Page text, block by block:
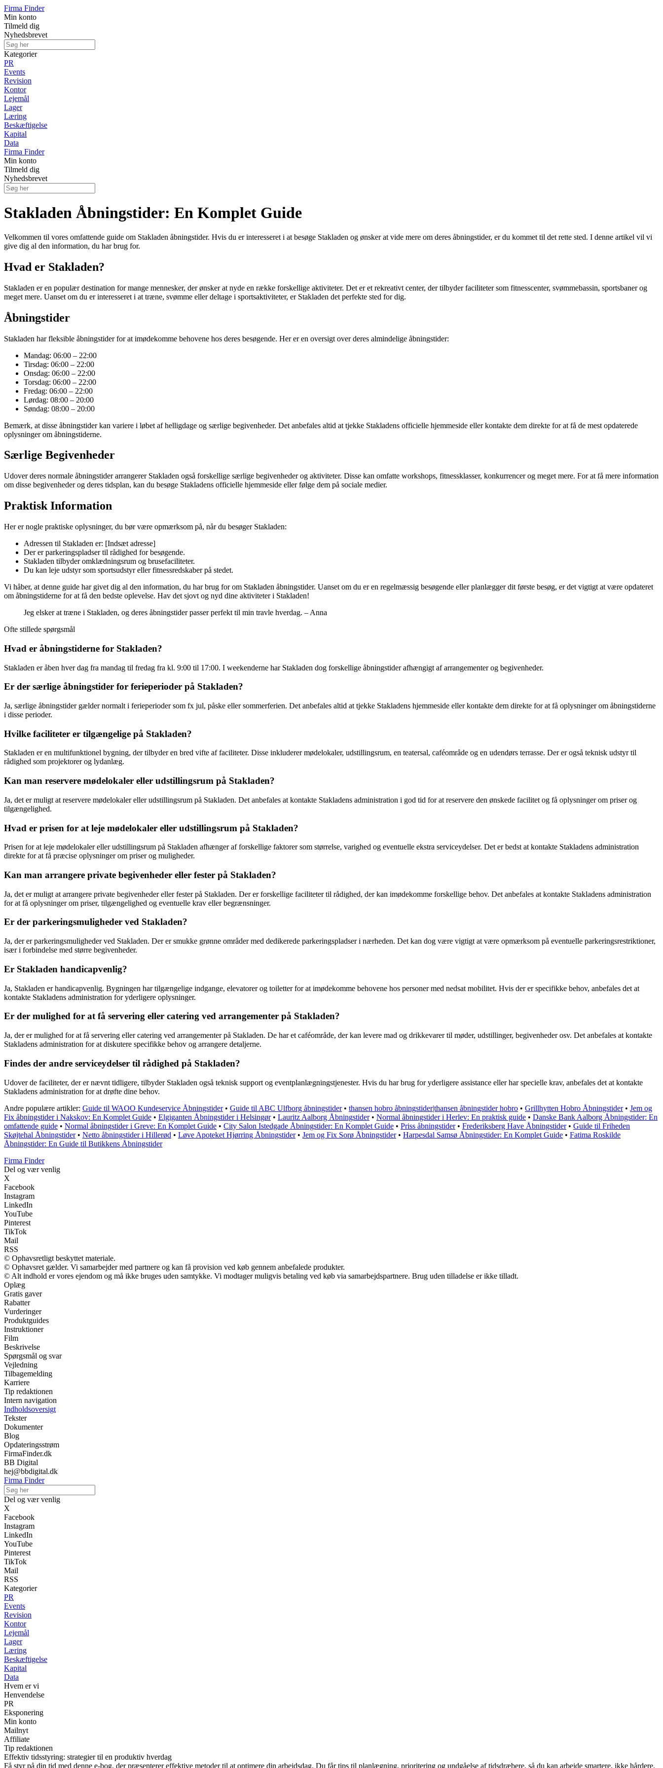
Firma Finder
Min konto
Tilmeld dig
Nyhedsbrevet
Kategorier
PR
Events
Revision
Kontor
Lejemål
Lager
Læring
Beskæftigelse
Kapital
Data
Firma Finder
Min konto
Tilmeld dig
Nyhedsbrevet
Stakladen Åbningstider: En Komplet Guide
Velkommen til vores omfattende guide om Stakladen åbningstider. Hvis du er interesseret i at besøge Stakladen og ønsker at vide mere om deres åbningstider, er du kommet til det rette sted. I denne artikel vil vi
give dig al den information, du har brug for.
Hvad er Stakladen?
Stakladen er en populær destination for mange mennesker, der ønsker at nyde en række forskellige aktiviteter. Det er et rekreativt center, der tilbyder faciliteter som fitnesscenter, svømmebassin, sportsbaner og
meget mere. Uanset om du er interesseret i at træne, svømme eller deltage i sportsaktiviteter, er Stakladen det perfekte sted for dig.
Åbningstider
Stakladen har fleksible åbningstider for at imødekomme behovene hos deres besøgende. Her er en oversigt over deres almindelige åbningstider:
Mandag: 06:00 – 22:00
Tirsdag: 06:00 – 22:00
Onsdag: 06:00 – 22:00
Torsdag: 06:00 – 22:00
Fredag: 06:00 – 22:00
Lørdag: 08:00 – 20:00
Søndag: 08:00 – 20:00
Bemærk, at disse åbningstider kan variere i løbet af helligdage og særlige begivenheder. Det anbefales altid at tjekke Stakladens officielle hjemmeside eller kontakte dem direkte for at få de mest opdaterede
oplysninger om åbningstiderne.
Særlige Begivenheder
Udover deres normale åbningstider arrangerer Stakladen også forskellige særlige begivenheder og aktiviteter. Disse kan omfatte workshops, fitnessklasser, konkurrencer og meget mere. For at få mere information
om disse begivenheder og deres tidsplan, kan du besøge Stakladens officielle hjemmeside eller følge dem på sociale medier.
Praktisk Information
Her er nogle praktiske oplysninger, du bør være opmærksom på, når du besøger Stakladen:
Adressen til Stakladen er: [Indsæt adresse]
Der er parkeringspladser til rådighed for besøgende.
Stakladen tilbyder omklædningsrum og brusefaciliteter.
Du kan leje udstyr som sportsudstyr eller fitnessredskaber på stedet.
Vi håber, at denne guide har givet dig al den information, du har brug for om Stakladen åbningstider. Uanset om du er en regelmæssig besøgende eller planlægger dit første besøg, er det vigtigt at være opdateret
om åbningstiderne for at få den bedste oplevelse. Hav det sjovt og nyd dine aktiviteter i Stakladen!
Jeg elsker at træne i Stakladen, og deres åbningstider passer perfekt til min travle hverdag. – Anna
Ofte stillede spørgsmål
Hvad er åbningstiderne for Stakladen?
Stakladen er åben hver dag fra mandag til fredag fra kl. 9:00 til 17:00. I weekenderne har Stakladen dog forskellige åbningstider afhængigt af arrangementer og begivenheder.
Er der særlige åbningstider for ferieperioder på Stakladen?
Ja, særlige åbningstider gælder normalt i ferieperioder som fx jul, påske eller sommerferien. Det anbefales altid at tjekke Stakladens hjemmeside eller kontakte dem direkte for at få oplysninger om åbningstiderne
i disse perioder.
Hvilke faciliteter er tilgængelige på Stakladen?
Stakladen er en multifunktionel bygning, der tilbyder en bred vifte af faciliteter. Disse inkluderer mødelokaler, udstillingsrum, en teatersal, caféområde og en udendørs terrasse. Der er også teknisk udstyr til
rådighed som projektorer og lydanlæg.
Kan man reservere mødelokaler eller udstillingsrum på Stakladen?
Ja, det er muligt at reservere mødelokaler eller udstillingsrum på Stakladen. Det anbefales at kontakte Stakladens administration i god tid for at reservere den ønskede facilitet og få oplysninger om priser og
tilgængelighed.
Hvad er prisen for at leje mødelokaler eller udstillingsrum på Stakladen?
Prisen for at leje mødelokaler eller udstillingsrum på Stakladen afhænger af forskellige faktorer som størrelse, varighed og eventuelle ekstra serviceydelser. Det er bedst at kontakte Stakladens administration
direkte for at få præcise oplysninger om priser og muligheder.
Kan man arrangere private begivenheder eller fester på Stakladen?
Ja, det er muligt at arrangere private begivenheder eller fester på Stakladen. Der er forskellige faciliteter til rådighed, der kan imødekomme forskellige behov. Det anbefales at kontakte Stakladens administration
for at få oplysninger om priser, tilgængelighed og eventuelle krav eller begrænsninger.
Er der parkeringsmuligheder ved Stakladen?
Ja, der er parkeringsmuligheder ved Stakladen. Der er smukke grønne områder med dedikerede parkeringspladser i nærheden. Det kan dog være vigtigt at være opmærksom på eventuelle parkeringsrestriktioner,
især i forbindelse med større begivenheder.
Er Stakladen handicapvenlig?
Ja, Stakladen er handicapvenlig. Bygningen har tilgængelige indgange, elevatorer og toiletter for at imødekomme behovene hos personer med nedsat mobilitet. Hvis der er specifikke behov, anbefales det at
kontakte Stakladens administration for yderligere oplysninger.
Er der mulighed for at få servering eller catering ved arrangementer på Stakladen?
Ja, der er mulighed for at få servering eller catering ved arrangementer på Stakladen. De har et caféområde, der kan levere mad og drikkevarer til møder, udstillinger, begivenheder osv. Det anbefales at kontakte
Stakladens administration for at diskutere specifikke behov og arrangere detaljerne.
Findes der andre serviceydelser til rådighed på Stakladen?
Udover de faciliteter, der er nævnt tidligere, tilbyder Stakladen også teknisk support og eventplanlægningstjenester. Hvis du har brug for yderligere assistance eller har specielle krav, anbefales det at kontakte
Stakladens administration for at drøfte dine behov.
Andre populære artikler: Guide til WAOO Kundeservice Åbningstider• Guide til ABC Ulfborg åbningstider• thansen hobro åbningstider|thansen åbningstider hobro • Grillhytten Hobro Åbningstider• Jem og
Fix åbningstider i Nakskov: En Komplet Guide • Elgiganten Åbningstider i Helsingør• Lauritz Aalborg Åbningstider• Normal åbningstider i Herlev: En praktisk guide • Danske Bank Aalborg Åbningstider: En
omfattende guide • Normal åbningstider i Greve: En Komplet Guide • City Salon Istedgade Åbningstider: En Komplet Guide • Priss åbningstider• Frederiksberg Have Åbningstider• Guide til Friheden
Skøjtehal Åbningstider• Netto åbningstider i Hillerød • Løve Apoteket Hjørring Åbningstider• Jem og Fix Sorø Åbningstider• Harpesdal Samsø Åbningstider: En Komplet Guide • Fatima Roskilde
Åbningstider: En Guide til Butikkens Åbningstider
Firma Finder
Del og vær venlig
X
Facebook
Instagram
LinkedIn
YouTube
Pinterest
TikTok
Mail
RSS
© Ophavsretligt beskyttet materiale.
© Ophavsret gælder. Vi samarbejder med partnere og kan få provision ved køb gennem anbefalede produkter.
© Alt indhold er vores ejendom og må ikke bruges uden samtykke. Vi modtager muligvis betaling ved køb via samarbejdspartnere. Brug uden tilladelse er ikke tilladt.
Oplæg
Gratis gaver
Rabatter
Vurderinger
Produktguides
Instruktioner
Film
Beskrivelse
Spørgsmål og svar
Vejledning
Tilbagemelding
Karriere
Tip redaktionen
Intern navigation
Indholdsoversigt
Tekster
Dokumenter
Blog
Opdateringsstrøm
FirmaFinder.dk
BB Digital
hej@bbdigital.dk
Firma Finder
Del og vær venlig
X
Facebook
Instagram
LinkedIn
YouTube
Pinterest
TikTok
Mail
RSS
Kategorier
PR
Events
Revision
Kontor
Lejemål
Lager
Læring
Beskæftigelse
Kapital
Data
Hvem er vi
Henvendelse
PR
Eksponering
Min konto
Mailnyt
Affiliate
Tip redaktionen
Effektiv tidsstyring: strategier til en produktiv hverdag
Få styr på din tid med denne e-bog, der præsenterer effektive metoder til at optimere din arbejdsdag. Du får tips til planlægning, prioritering og undgåelse af tidsdræbere, så du kan arbejde smartere, ikke hårdere.